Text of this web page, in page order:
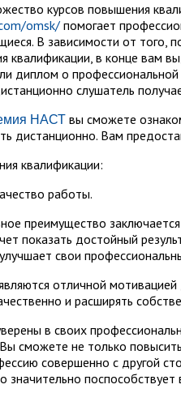
курсов повышения
omsk/ помогает
В зависимости от того,
квалификации, в конце вам
диплом о
слушатель
НАСТ вы сможете
дистанционно. Вам
квалификации:
работы.
преимущество
показать достойный
свои
отличной
и расширять
в своих
сможете не только
совершенно с другой
значительно поспособствует